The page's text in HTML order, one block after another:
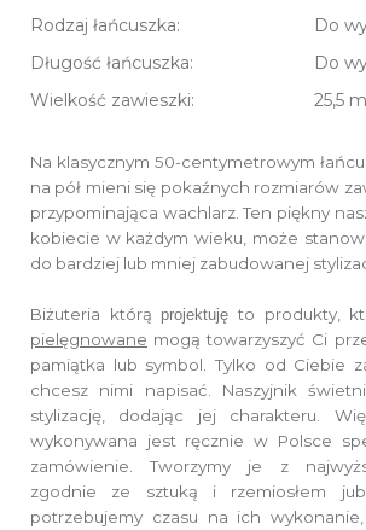
Rodzaj łańcuszka:
Do
Długość łańcuszka:
Do
Wielkość zawieszki:
25,5
Na klasycznym 50-centymetrowym
na pół mieni się pokaźnych rozmiarów
przypominająca wachlarz.Ten piękny
kobiecie w każdym wieku, może
do bardziej lub mniej zabudowanej
Biżuteria którą projektuję to produkty,
pielęgnowane mogą towarzyszyć Ci
pamiątka lub symbol.Tylko od Ciebie
chcesz nimi napisać. Naszyjnik
stylizację, dodając jej charakteru.
wykonywana jest ręcznie w Polsce
zamówienie.Tworzymy je z
zgodnie ze sztuką i rzemiosłem
potrzebujemy czasu na ich wykonanie,